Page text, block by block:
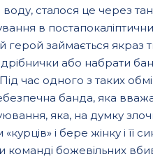
сталося це через
в
герой займається
або набрати
час одного з таких
банда, яка
яка, на думку
і бере жінку і її
команді божевільних